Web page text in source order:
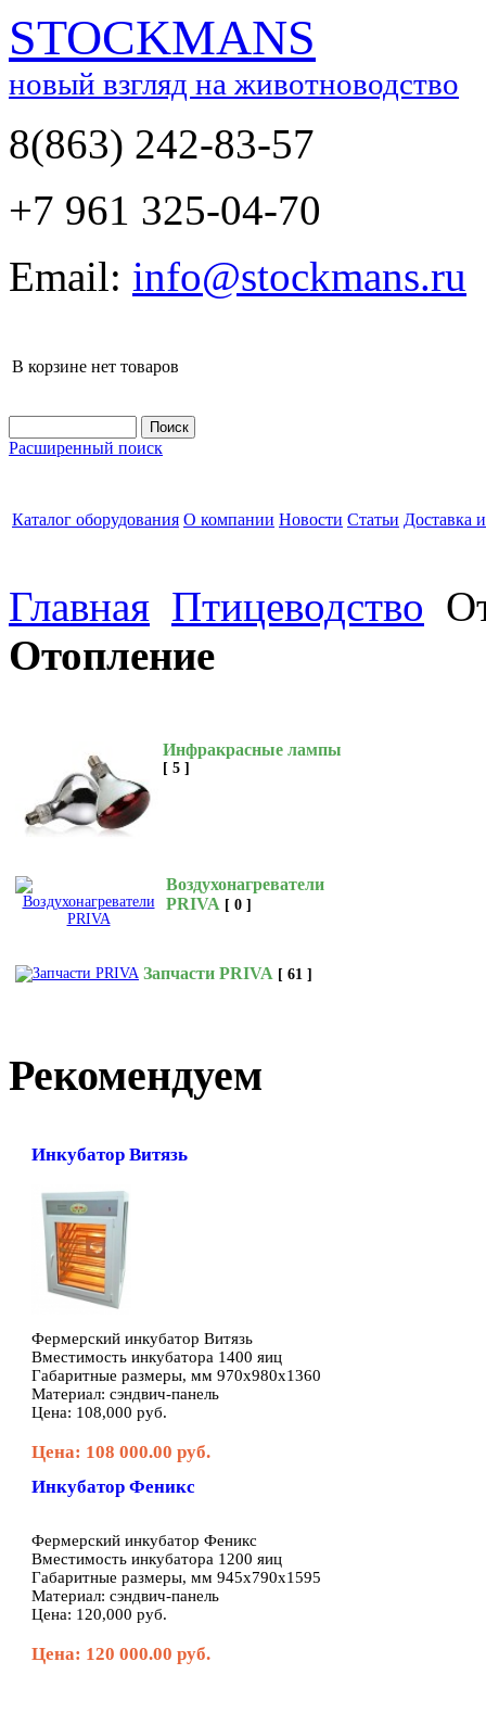
STOCKMANS
новый взгляд на животноводство
8(863) 242-83-57
+7 961 325-04-70
Email: info@stockmans.ru
В корзине нет товаров
Расширенный поиск
Каталог оборудования О компании Новости Статьи Доставка
Главная Птицеводство
Отопление
Инфракрасные лампы
[ 5 ]
Воздухонагреватели
PRIVA [ 0 ]
Запчасти PRIVA [ 61 ]
Рекомендуем
Инкубатор Витязь
Фермерский инкубатор Витязь
Вместимость инкубатора 1400 яиц
Габаритные размеры, мм 970х980х1360
Материал: сэндвич-панель
Цена: 108,000 руб.
Цена: 108 000.00 руб.
Инкубатор Феникс
Фермерский инкубатор Феникс
Вместимость инкубатора 1200 яиц
Габаритные размеры, мм 945х790х1595
Материал: сэндвич-панель
Цена: 120,000 руб.
Цена: 120 000.00 руб.